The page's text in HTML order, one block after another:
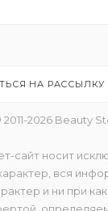
НА РАССЫЛКУ
2026 Beauty
сайт носит
вся
и ни при